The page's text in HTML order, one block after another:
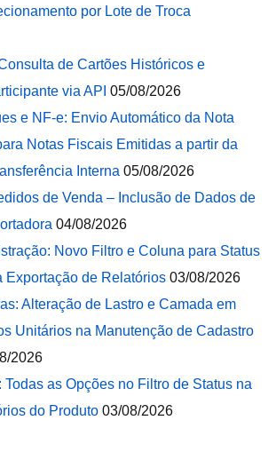
por Lote de Troca
de Cartões Históricos e
via API 05/08/2026
e NF-e: Envio Automático da Nota
Notas Fiscais Emitidas a partir da
Interna 05/08/2026
de Venda – Inclusão de Dados de
04/08/2026
Novo Filtro e Coluna para Status
Exportação de Relatórios 03/08/2026
Alteração de Lastro e Camada em
Unitários na Manutenção de Cadastro
2026
Todas as Opções no Filtro de Status na
do Produto 03/08/2026